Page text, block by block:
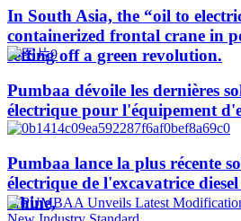
In South Asia, the “oil to
containerized frontal crane in
setting off a green revolution.
Pumbaa dévoile les dernières
électrique pour l'équipement
Pumbaa lance la plus récente
électrique de l'excavatrice
Chine,